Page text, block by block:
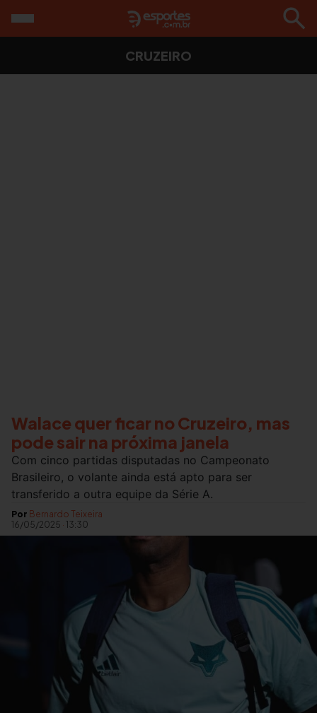
CRUZEIRO
Walace quer ficar no Cruzeiro, mas
pode sair na próxima janela
Com cinco partidas disputadas no Campeonato
Brasileiro, o volante ainda está apto para ser
transferido a outra equipe da Série A.
Por Bernardo Teixeira
16/05/2025 · 13:30